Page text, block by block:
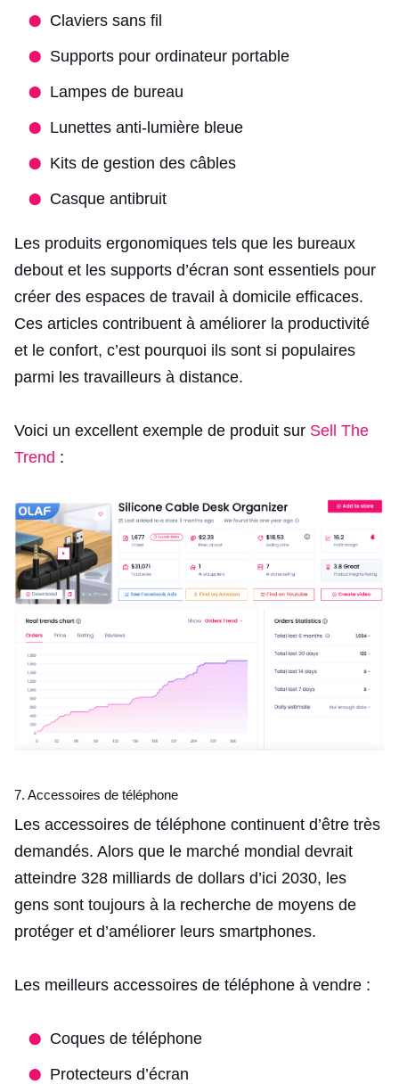
Claviers sans fil
Supports pour ordinateur portable
Lampes de bureau
Lunettes anti-lumière bleue
Kits de gestion des câbles
Casque antibruit
Les produits ergonomiques tels que les bureaux
debout et les supports d’écran sont essentiels pour
créer des espaces de travail à domicile efficaces.
Ces articles contribuent à améliorer la productivité
et le confort, c’est pourquoi ils sont si populaires
parmi les travailleurs à distance.
Voici un excellent exemple de produit sur Sell The
Trend :
7. Accessoires de téléphone
Les accessoires de téléphone continuent d’être très
demandés. Alors que le marché mondial devrait
atteindre 328 milliards de dollars d’ici 2030, les
gens sont toujours à la recherche de moyens de
protéger et d’améliorer leurs smartphones.
Les meilleurs accessoires de téléphone à vendre :
Coques de téléphone
Protecteurs d’écran